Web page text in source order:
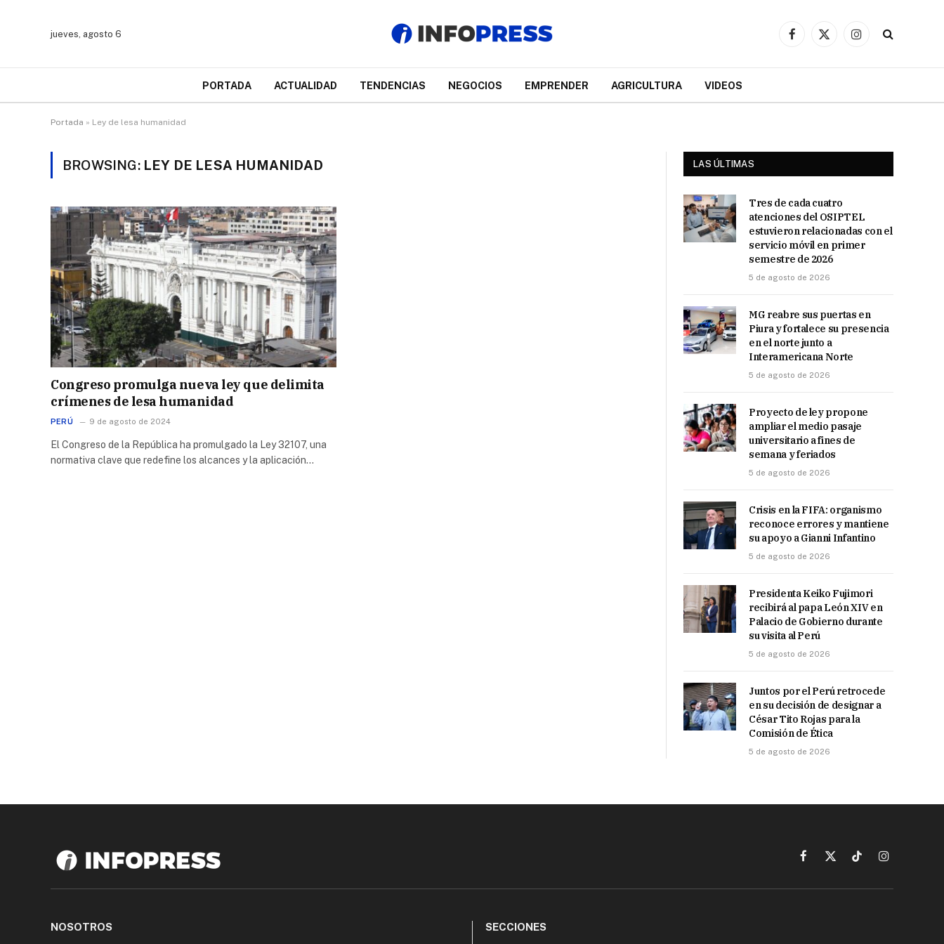
jueves, agosto 6
Facebook
X
Instagram
PORTADA ACTUALIDAD TENDENCIAS NEGOCIOS EMPRENDER AGRICULTURA VIDEOS
Portada » Ley de lesa humanidad
BROWSING: LEY DE LESA HUMANIDAD
Congreso promulga nueva ley que delimita
crímenes de lesa humanidad
PERÚ 9 de agosto de 2024
El Congreso de la República ha promulgado la Ley 32107, una
normativa clave que redefine los alcances y la aplicación…
LAS ÚLTIMAS
Tres de cada cuatro
atenciones del OSIPTEL
estuvieron relacionadas con el
servicio móvil en primer
semestre de 2026
5 de agosto de 2026
MG reabre sus puertas en
Piura y fortalece su presencia
en el norte junto a
Interamericana Norte
5 de agosto de 2026
Proyecto de ley propone
ampliar el medio pasaje
universitario a fines de
semana y feriados
5 de agosto de 2026
Crisis en la FIFA: organismo
reconoce errores y mantiene
su apoyo a Gianni Infantino
5 de agosto de 2026
Presidenta Keiko Fujimori
recibirá al papa León XIV en
Palacio de Gobierno durante
su visita al Perú
5 de agosto de 2026
Juntos por el Perú retrocede
en su decisión de designar a
César Tito Rojas para la
Comisión de Ética
5 de agosto de 2026
Facebook
X
TikTokInstagram
NOSOTROS SECCIONES